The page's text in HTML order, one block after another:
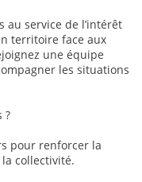
au service de l’intérêt
territoire face aux
une équipe
les situations
?
pour renforcer la
collectivité.